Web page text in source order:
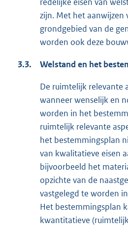
zijn. Met het aanwijzen
grondgebied van de
worden ook deze
3.3. Welstand en het
De ruimtelijk relevante
wanneer wenselijk en
worden in het
ruimtelijk relevante
het bestemmingsplan
van kwalitatieve eisen
bijvoorbeeld het
opzichte van de
vastgelegd te worden
Het bestemmingsplan
kwantitatieve